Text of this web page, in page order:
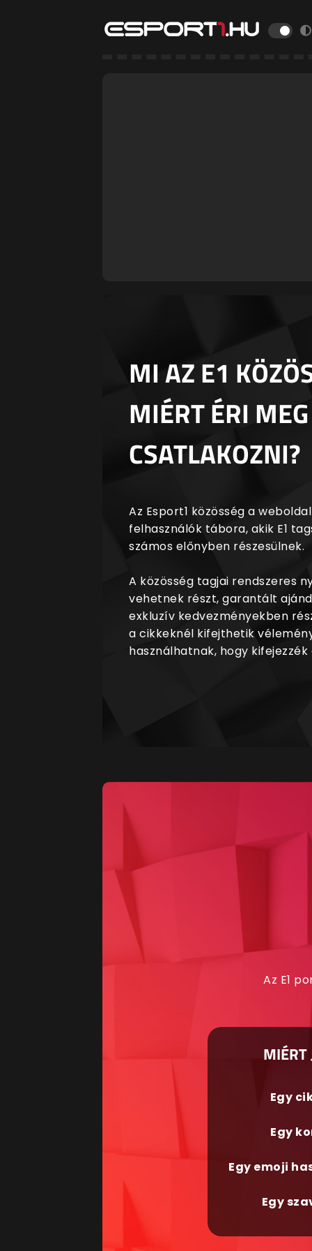
MI AZ E1
MIÉRT ÉRI MEG
CSATLAKOZNI?
Az Esport1 közösség a
felhasználók tábora, akik E1
számos előnyben részesülnek.
A közösség tagjai rendszeres
vehetnek részt, garantált
exkluzív kedvezményekben
a cikkeknél kifejthetik
használhatnak, hogy
Az E1
MIÉRT
Egy
Egy
Egy emoji
Egy